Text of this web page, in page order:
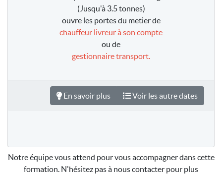
(Jusqu'à 3.5 tonnes)
ouvre les portes du metier de
chauffeur livreur à son compte
ou de
gestionnaire transport.
En savoir plus Voir les autre dates
Notre équipe vous attend pour vous accompagner dans cette
formation. N'hésitez pas à nous contacter pour plus